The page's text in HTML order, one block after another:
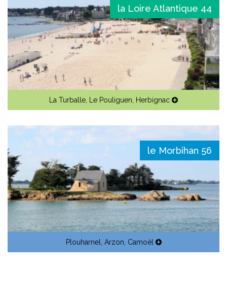
la Loire Atlantique 44
La Turballe, Le Pouliguen, Herbignac
le Morbihan 56
Plouharnel, Arzon, Camoël